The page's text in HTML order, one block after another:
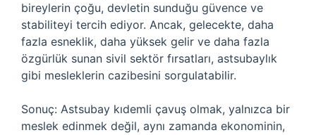
bireylerin çoğu, devletin sunduğu güvence ve
stabiliteyi tercih ediyor. Ancak, gelecekte, daha
fazla esneklik, daha yüksek gelir ve daha fazla
özgürlük sunan sivil sektör fırsatları, astsubaylık
gibi mesleklerin cazibesini sorgulatabilir.
Sonuç: Astsubay kıdemli çavuş olmak, yalnızca bir
meslek edinmek değil, aynı zamanda ekonominin,